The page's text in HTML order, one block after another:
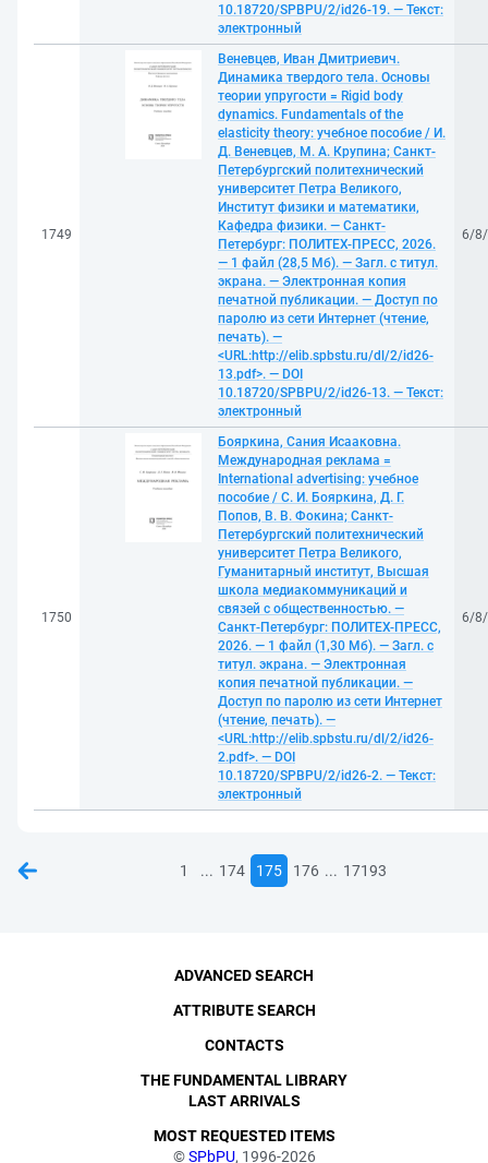
10.18720/SPBPU/2/id26-19. — Текст:
электронный
1749
Веневцев, Иван Дмитриевич.
Динамика твердого тела. Основы
теории упругости = Rigid body
dynamics. Fundamentals of the
elasticity theory: учебное пособие / И.
Д. Веневцев, М. А. Крупина; Санкт-
Петербургский политехнический
университет Петра Великого,
Институт физики и математики,
Кафедра физики. — Санкт-
Петербург: ПОЛИТЕХ-ПРЕСС, 2026.
— 1 файл (28,5 Мб). — Загл. с титул.
экрана. — Электронная копия
печатной публикации. — Доступ по
паролю из сети Интернет (чтение,
печать). —
<URL:http://elib.spbstu.ru/dl/2/id26-
13.pdf>. — DOI
10.18720/SPBPU/2/id26-13. — Текст:
электронный
6/
1750
Бояркина, Сания Исааковна.
Международная реклама =
International advertising: учебное
пособие / С. И. Бояркина, Д. Г.
Попов, В. В. Фокина; Санкт-
Петербургский политехнический
университет Петра Великого,
Гуманитарный институт, Высшая
школа медиакоммуникаций и
связей с общественностью. —
Санкт-Петербург: ПОЛИТЕХ-ПРЕСС,
2026. — 1 файл (1,30 Мб). — Загл. с
титул. экрана. — Электронная
копия печатной публикации. —
Доступ по паролю из сети Интернет
(чтение, печать). —
<URL:http://elib.spbstu.ru/dl/2/id26-
2.pdf>. — DOI
10.18720/SPBPU/2/id26-2. — Текст:
электронный
6/
1 ... 174 175 176 ... 17193
©SPbPU, 1996-2026
ADVANCED SEARCH
ATTRIBUTE SEARCH
CONTACTS
THE FUNDAMENTAL LIBRARY
LAST ARRIVALS
MOST REQUESTED ITEMS